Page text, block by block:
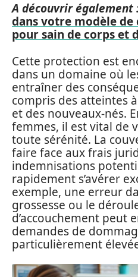
A découvrir également
dans votre modèle
pour sain de corps et
Cette protection est
dans un domaine où
entraîner des
compris des atteintes
et des nouveaux-nés.
femmes, il est vital de
toute sérénité. La
faire face aux frais
indemnisations
rapidement s’avérer
exemple, une erreur
grossesse ou le
d’accouchement peut
demandes de
particulièrement